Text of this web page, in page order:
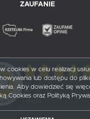
ZAUFANIE
5/ 5
cookies w celu realizacji
lub dostępu do
Aby dowiedzieć się
Cookies oraz Polityką